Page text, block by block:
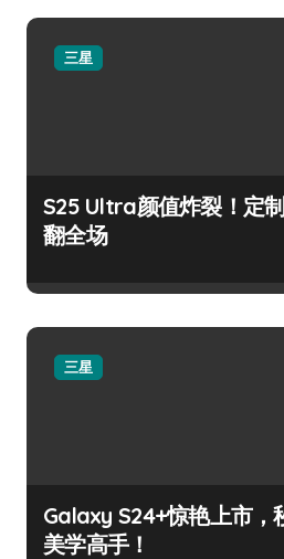
三星
S25 Ultra颜值炸裂！定
翻全场
三星
Galaxy S24+惊艳上市，
美学高手！